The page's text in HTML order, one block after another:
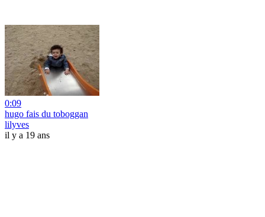
0:09
hugo fais du toboggan
lilyves
il y a 19 ans